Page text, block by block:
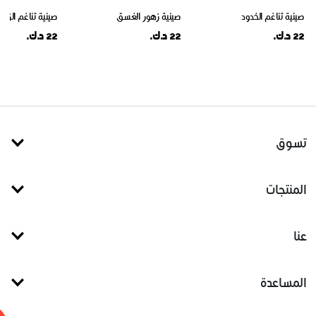
صينية تناغم الخدود
22 د.ك.
صينية زهور الغسق
22 د.ك.
صينية تناغم
22 د.ك.
تسوق
المنتجات
عنا
المساعدة